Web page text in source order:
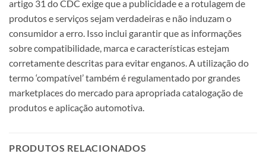
artigo 31 do CDC exige que a publicidade e a rotulagem de
produtos e serviços sejam verdadeiras e não induzam o
consumidor a erro. Isso inclui garantir que as informações
sobre compatibilidade, marca e características estejam
corretamente descritas para evitar enganos. A utilização do
termo ‘compatível’ também é regulamentado por grandes
marketplaces do mercado para apropriada catalogação de
produtos e aplicação automotiva.
PRODUTOS RELACIONADOS